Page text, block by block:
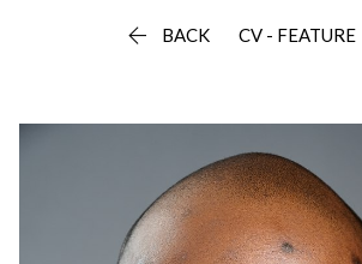
 BACK CV - FEATURE